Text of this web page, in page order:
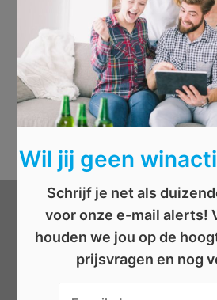
Categorieën
Wil jij geen
Schrijf je net als
voor onze e-mail alerts!
houden we jou op de
prijsvragen en nog